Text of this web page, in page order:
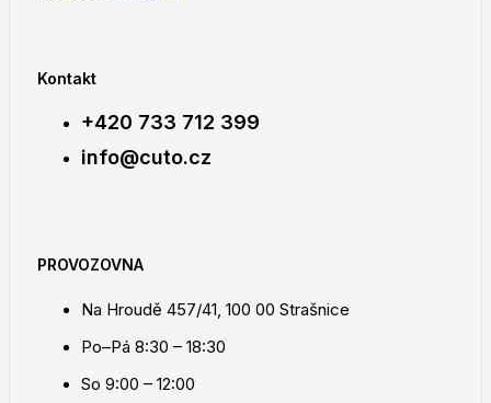
Kontakt
+420 733 712 399
info@cuto.cz
PROVOZOVNA
Na Hroudě 457/41, 100 00 Strašnice
Po–Pá 8:30 – 18:30
So 9:00 – 12:00